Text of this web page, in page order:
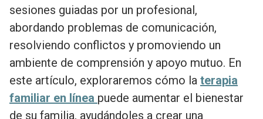
sesiones guiadas por un profesional,
abordando problemas de comunicación,
resolviendo conflictos y promoviendo un
ambiente de comprensión y apoyo mutuo. En
este artículo, exploraremos cómo la terapia
familiar en línea puede aumentar el bienestar
de su familia, ayudándoles a crear una